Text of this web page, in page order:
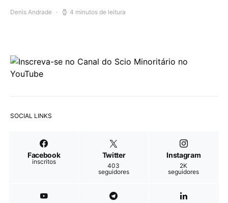
Denis Andrade 4 minutos de leitura
SOCIAL LINKS
Facebook
inscritos
Twitter
403
seguidores
Instagram
2K
seguidores